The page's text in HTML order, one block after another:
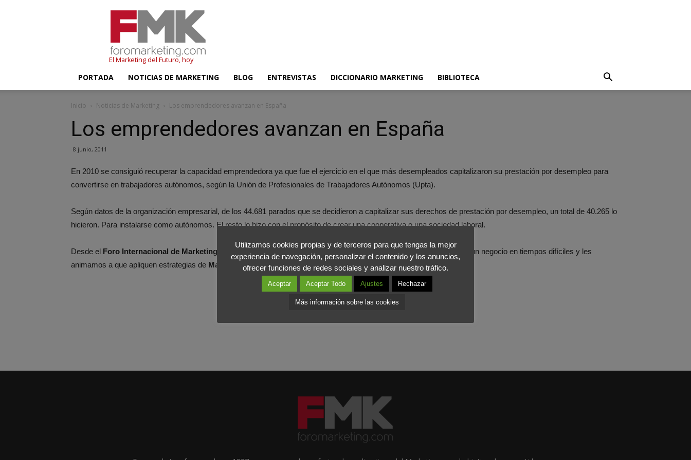
El Marketing del Futuro, hoy
PORTADA NOTICIAS DE MARKETING BLOG ENTREVISTAS DICCIONARIO MARKETING BIBLIOTECA
Inicio Noticias de Marketing Los emprendedores avanzan en España
Los emprendedores avanzan en España
8 junio, 2011
En 2010 se consiguió recuperar la capacidad emprendedora ya que fue el ejercicio en el que más desempleados capitalizaron su prestación por desempleo para
convertirse en trabajadores autónomos, según la Unión de Profesionales de Trabajadores Autónomos (Upta).
Según datos de la organización empresarial, de los 44.681 parados que se decidieron a capitalizar sus derechos de prestación por desempleo, un total de 40.265 lo
hicieron. Para instalarse como autónomos. El resto lo hizo con el propósito de crear una cooperativa o una sociedad laboral.
Desde el Foro Internacional de Marketing , como sabéis, apoyamos a los emprendedores por su capacidad de iniciar un negocio en tiempos difíciles y les
animamos a que apliquen estrategias de Marketingpara aumentar sus ventas y resurgir de la crisis económica.
Utilizamos cookies propias y de terceros para que tengas la mejor
experiencia de navegación, personalizar el contenido y los anuncios,
ofrecer funciones de redes sociales y analizar nuestro tráfico.
Aceptar Aceptar Todo Ajustes Rechazar
Más información sobre las cookies